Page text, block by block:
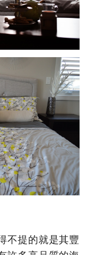
不提的就是其豐